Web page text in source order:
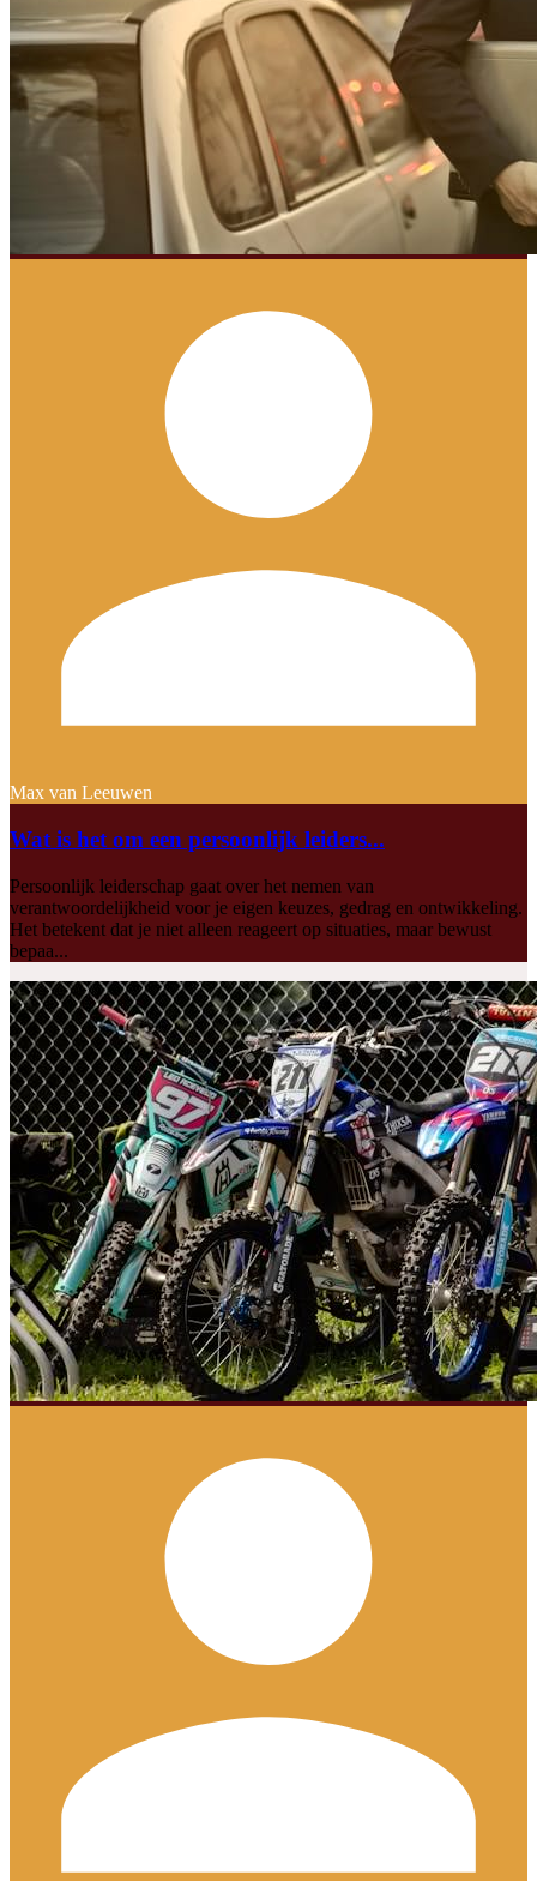
Max van Leeuwen
Wat is het om een persoonlijk leiders...
Persoonlijk leiderschap gaat over het nemen van
verantwoordelijkheid voor je eigen keuzes, gedrag en ontwikkeling.
Het betekent dat je niet alleen reageert op situaties, maar bewust
bepaa...